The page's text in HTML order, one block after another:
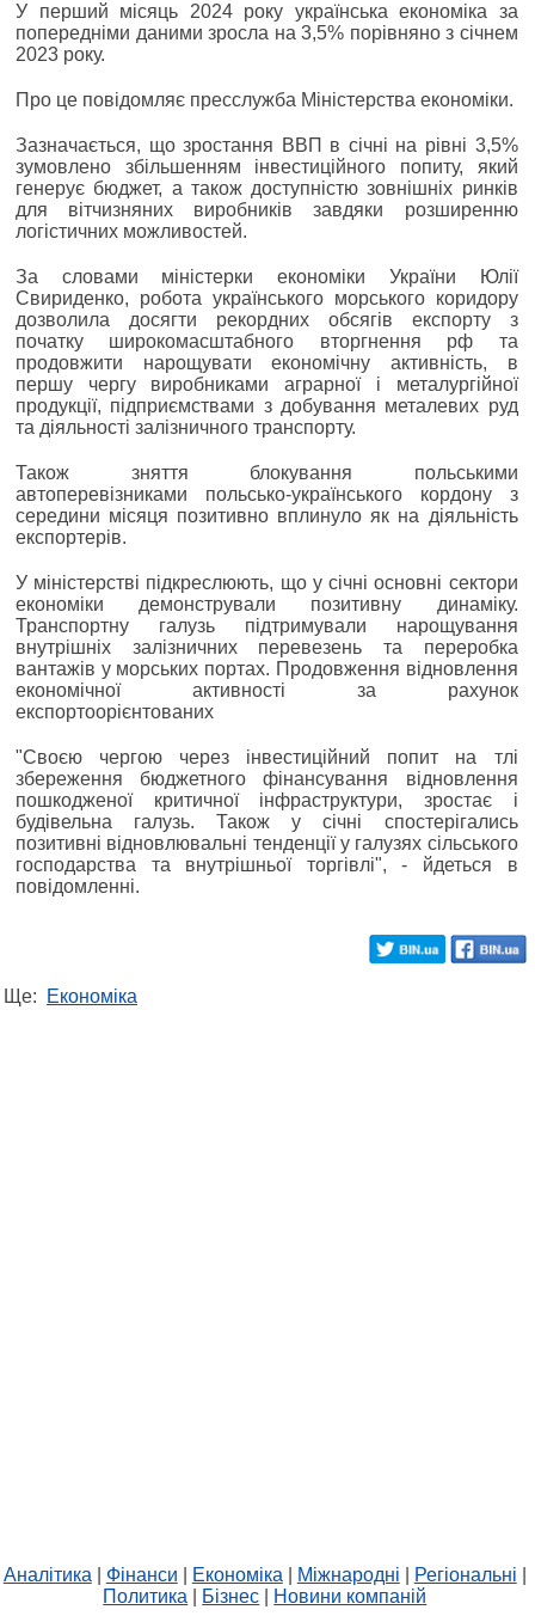
У перший місяць 2024 року українська економіка за
попередніми даними зросла на 3,5% порівняно з січнем
2023 року.
Про це повідомляє пресслужба Міністерства економіки.
Зазначається, що зростання ВВП в січні на рівні 3,5%
зумовлено збільшенням інвестиційного попиту, який
генерує бюджет, а також доступністю зовнішніх ринків
для вітчизняних виробників завдяки розширенню
логістичних можливостей.
За словами міністерки економіки України Юлії
Свириденко, робота українського морського коридору
дозволила досягти рекордних обсягів експорту з
початку широкомасштабного вторгнення рф та
продовжити нарощувати економічну активність, в
першу чергу виробниками аграрної і металургійної
продукції, підприємствами з добування металевих руд
та діяльності залізничного транспорту.
Також зняття блокування польськими
автоперевізниками польсько-українського кордону з
середини місяця позитивно вплинуло як на діяльність
експортерів.
У міністерстві підкреслюють, що у січні основні сектори
економіки демонстрували позитивну динаміку.
Транспортну галузь підтримували нарощування
внутрішніх залізничних перевезень та переробка
вантажів у морських портах. Продовження відновлення
економічної активності за рахунок
експортоорієнтованих
"Своєю чергою через інвестиційний попит на тлі
збереження бюджетного фінансування відновлення
пошкодженої критичної інфраструктури, зростає і
будівельна галузь. Також у січні спостерігались
позитивні відновлювальні тенденції у галузях сільського
господарства та внутрішньої торгівлі", - йдеться в
повідомленні.
Ще: Економіка
Аналітика Фінанси Економіка Міжнародні Регіональні
Политика
Бізнес Новини компаній